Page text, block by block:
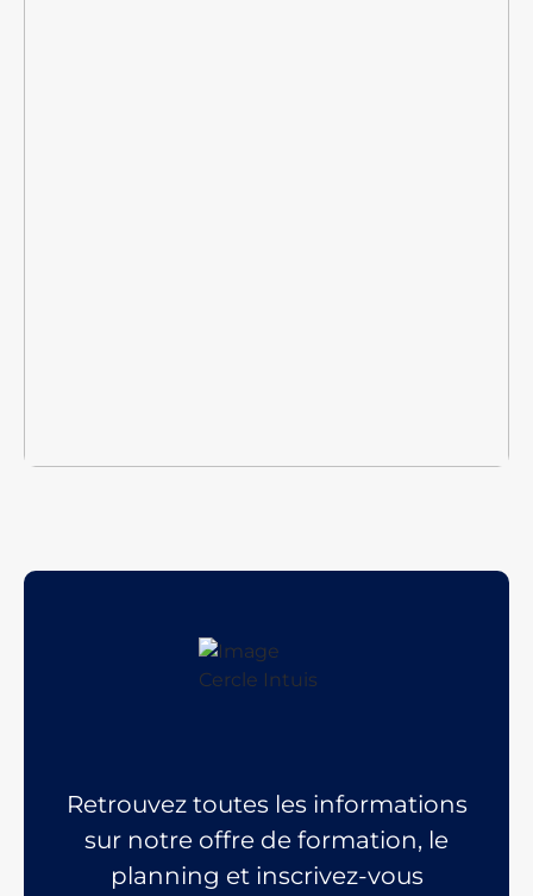
Retrouvez toutes les informations
sur notre offre de formation, le
planning et inscrivez-vous